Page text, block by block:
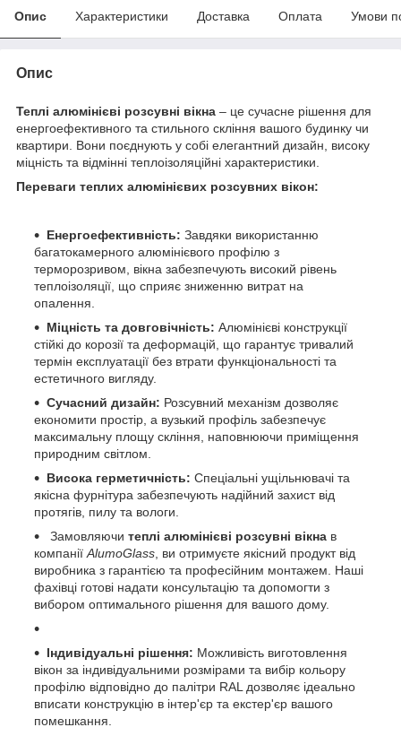
Опис Характеристики Доставка Оплата Умови
Опис
Теплі алюмінієві розсувні вікна – це сучасне рішення для
енергоефективного та стильного скління вашого будинку чи
квартири. Вони поєднують у собі елегантний дизайн, високу
міцність та відмінні теплоізоляційні характеристики.​
Переваги теплих алюмінієвих розсувних вікон:
Енергоефективність: Завдяки використанню
багатокамерного алюмінієвого профілю з
терморозривом, вікна забезпечують високий рівень
теплоізоляції, що сприяє зниженню витрат на
опалення.​
Міцність та довговічність: Алюмінієві конструкції
стійкі до корозії та деформацій, що гарантує тривалий
термін експлуатації без втрати функціональності та
естетичного вигляду.​
Сучасний дизайн: Розсувний механізм дозволяє
економити простір, а вузький профіль забезпечує
максимальну площу скління, наповнюючи приміщення
природним світлом.​
Висока герметичність: Спеціальні ущільнювачі та
якісна фурнітура забезпечують надійний захист від
протягів, пилу та вологи.​
Замовляючи теплі алюмінієві розсувні вікна в
компанії AlumoGlass , ви отримуєте якісний продукт від
виробника з гарантією та професійним монтажем. Наші
фахівці готові надати консультацію та допомогти з
вибором оптимального рішення для вашого дому.​
Індивідуальні рішення: Можливість виготовлення
вікон за індивідуальними розмірами та вибір кольору
профілю відповідно до палітри RAL дозволяє ідеально
вписати конструкцію в інтер'єр та екстер'єр вашого
помешкання.​